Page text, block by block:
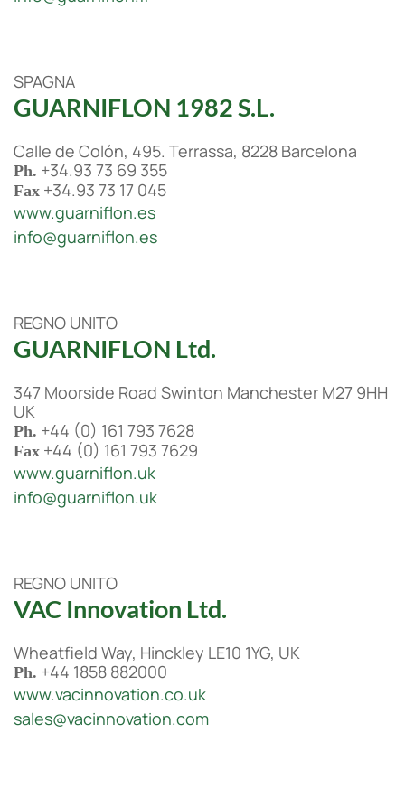
SPAGNA
GUARNIFLON 1982 S.L.
Calle de Colón, 495. Terrassa, 8228 Barcelona
Ph. +34.93 73 69 355
Fax +34.93 73 17 045
www.guarniflon.es
info@guarniflon.es
REGNO UNITO
GUARNIFLON Ltd.
347 Moorside Road Swinton Manchester M27 9HH
UK
Ph. +44 (0) 161 793 7628
Fax +44 (0) 161 793 7629
www.guarniflon.uk
info@guarniflon.uk
REGNO UNITO
VAC Innovation Ltd.
Wheatfield Way, Hinckley LE10 1YG, UK
Ph. +44 1858 882000
www.vacinnovation.co.uk
sales@vacinnovation.com